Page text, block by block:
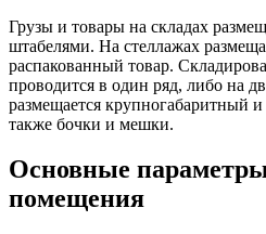
Грузы и товары на складах
штабелями. На стеллажах
распакованный товар.
проводится в один ряд, либо на
размещается крупногабаритный
также бочки и мешки.
Основные параметры
помещения